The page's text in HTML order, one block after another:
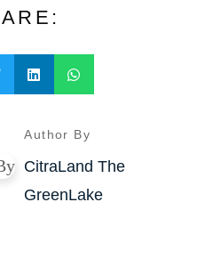
Author By
CitraLand The
GreenLake